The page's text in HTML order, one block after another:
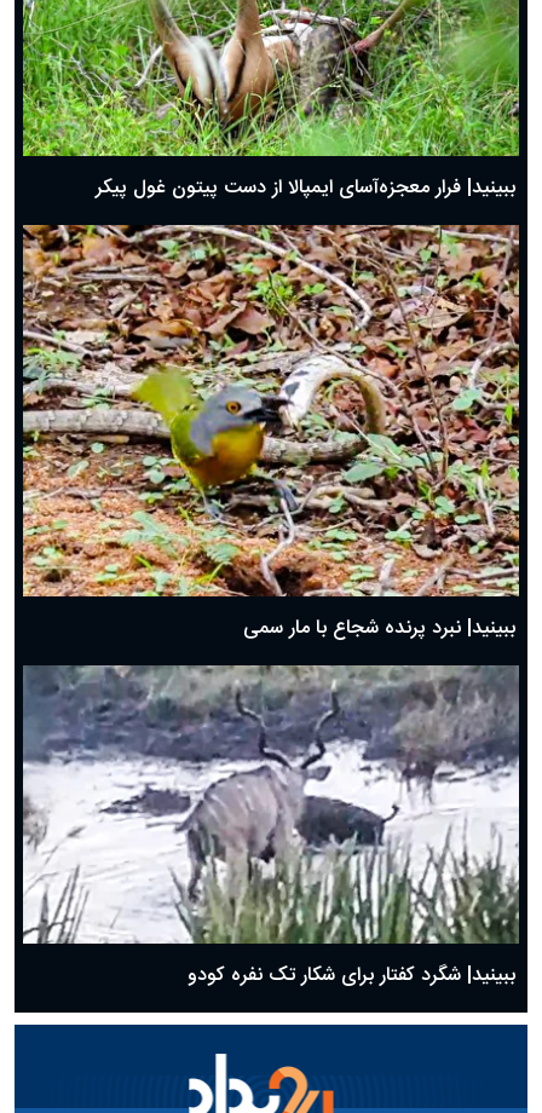
ببینید| فرار معجزه‌آسای ایمپالا از دست پیتون غول پیکر
ببینید| نبرد پرنده شجاع با مار سمی
ببینید| شگرد کفتار برای شکار تک نفره کودو